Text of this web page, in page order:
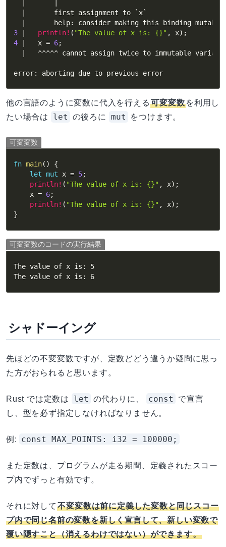
       first assignment to `x`
       help
: consider making this binding mutable
3
println! ( "The value of x is: {}" , x) ;
4
   x
= 6;
^^^^^ cannot assign twice to immutable
error: aborting due to previous error
他の言語のように変数に代入を行える 可変変数 を利用し
たい場合は
let の後ろに mut をつけます。
可変変数
fn main( )
{
let mut x = 5;
println! ( "The value of x is: {}" , x) ;
    x
= 6;
println! ( "The value of x is: {}" , x) ;
}
可変変数のコードの実行結果
The value of x is: 5
The value of x is: 6
シャドーイング
先ほどの不変変数ですが、定数どどう違うか疑問に思っ
た方がおられると思います。
Rust では定数は let の代わりに、 const
で宣言
し、型を必ず指定しなければなりません。
例: const MAX_POINTS: i32 = 100000;
また定数は、プログラムが走る期間、定義されたスコー
プ内でずっと有効です。
それに対して 不変変数は前に定義した変数と同じスコー
プ内で同じ名前の変数を新しく宣言して、新しい変数で
覆い隠すこと（消えるわけではない）ができます。